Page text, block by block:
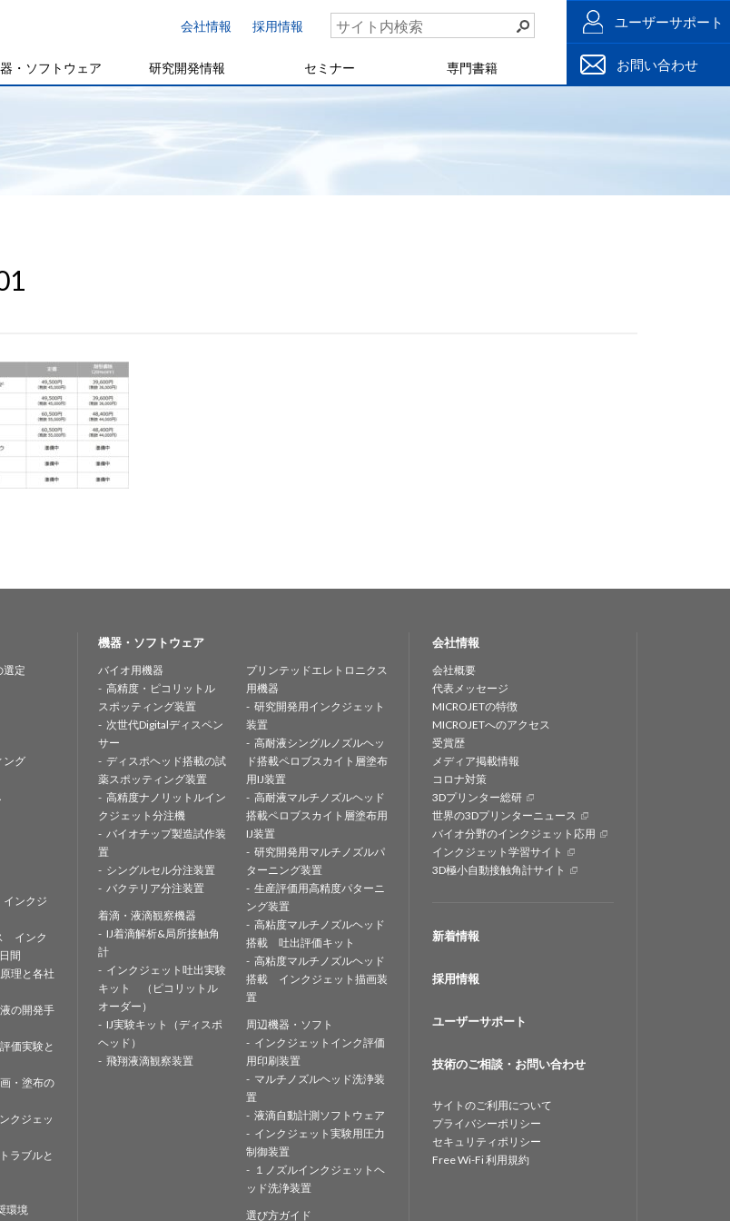
会社情報 採用情報
・ソフトウェア 研究開発情報 セミナー 専門書籍
ユーザーサポート
お問い合わせ
選定
ング
ンクジ
インク
間
理と各社
の開発手
価実験と
・塗布の
クジェッ
ラブルと
環境
機器・ソフトウェア
バイオ用機器
高精度・ピコリットル
スポッティング装置
次世代Digitalディスペン
サー
ディスポヘッド搭載の試
薬スポッティング装置
高精度ナノリットルイン
クジェット分注機
バイオチップ製造試作装
置
シングルセル分注装置
バクテリア分注装置
着滴・液滴観察機器
IJ着滴解析&局所接触角
計
インクジェット吐出実験
キット （ピコリットル
オーダー）
IJ実験キット（ディスポ
ヘッド）
飛翔液滴観察装置
プリンテッドエレトロニクス
用機器
研究開発用インクジェット
装置
高耐液シングルノズルヘッ
ド搭載ペロブスカイト層塗布
用IJ装置
高耐液マルチノズルヘッド
搭載ペロブスカイト層塗布用
IJ装置
研究開発用マルチノズルパ
ターニング装置
生産評価用高精度パターニ
ング装置
高粘度マルチノズルヘッド
搭載 吐出評価キット
高粘度マルチノズルヘッド
搭載 インクジェット描画装
置
周辺機器・ソフト
インクジェットインク評価
用印刷装置
マルチノズルヘッド洗浄装
置
液滴自動計測ソフトウェア
インクジェット実験用圧力
制御装置
１ノズルインクジェットヘ
ッド洗浄装置
選び方ガイド
会社情報
会社概要
代表メッセージ
MICROJETの特徴
MICROJETへのアクセス
受賞歴
メディア掲載情報
コロナ対策
3Dプリンター総研
世界の3Dプリンターニュース
バイオ分野のインクジェット応用
インクジェット学習サイト
3D極小自動接触角計サイト
新着情報
採用情報
ユーザーサポート
技術のご相談・お問い合わせ
サイトのご利用について
プライバシーポリシー
セキュリティポリシー
Free Wi-Fi 利用規約